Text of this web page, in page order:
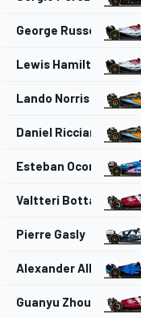
George Russell
Lewis Hamilton
Lando Norris
Daniel Ricciardo
Esteban Ocon
Valtteri Bottas
Pierre Gasly
Alexander Albon
Guanyu Zhou